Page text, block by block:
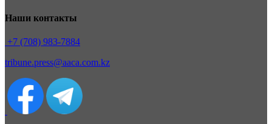
Наши контакты
+7 (708) 983-7884
tribune.press@aaca.com.kz